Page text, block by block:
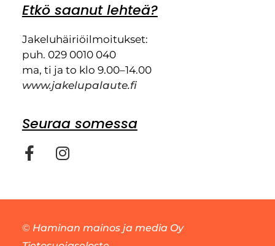
Etkö saanut lehteä?
Jakeluhäiriöilmoitukset:
puh. 029 0010 040
ma, ti ja to klo 9.00–14.00
www.jakelupalaute.fi
Seuraa somessa
© Haminan mainos ja media Oy